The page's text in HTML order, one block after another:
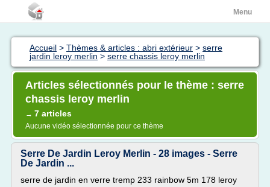
Menu
Accueil > Thèmes & articles : abri extérieur > serre
jardin leroy merlin > serre chassis leroy merlin
Articles sélectionnés pour le thème : serre
chassis leroy merlin
→ 7 articles
Aucune vidéo sélectionnée pour ce thème
Serre De Jardin Leroy Merlin - 28 images - Serre
De Jardin ...
serre de jardin en verre tremp 233 rainbow 5m 178 leroy